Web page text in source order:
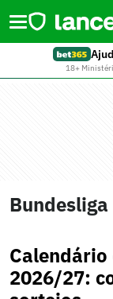
18+
Bundesliga
2026/27: